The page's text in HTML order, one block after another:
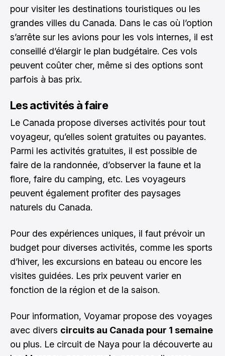
pour visiter les destinations touristiques ou les
grandes villes du Canada. Dans le cas où l’option
s’arrête sur les avions pour les vols internes, il est
conseillé d’élargir le plan budgétaire. Ces vols
peuvent coûter cher, même si des options sont
parfois à bas prix.
Les activités à faire
Le Canada propose diverses activités pour tout
voyageur, qu’elles soient gratuites ou payantes.
Parmi les activités gratuites, il est possible de
faire de la randonnée, d’observer la faune et la
flore, faire du camping, etc. Les voyageurs
peuvent également profiter des paysages
naturels du Canada.
Pour des expériences uniques, il faut prévoir un
budget pour diverses activités, comme les sports
d’hiver, les excursions en bateau ou encore les
visites guidées. Les prix peuvent varier en
fonction de la région et de la saison.
Pour information, Voyamar propose des voyages
avec divers circuits au Canada pour 1 semaine
ou plus. Le circuit de Naya pour la découverte au